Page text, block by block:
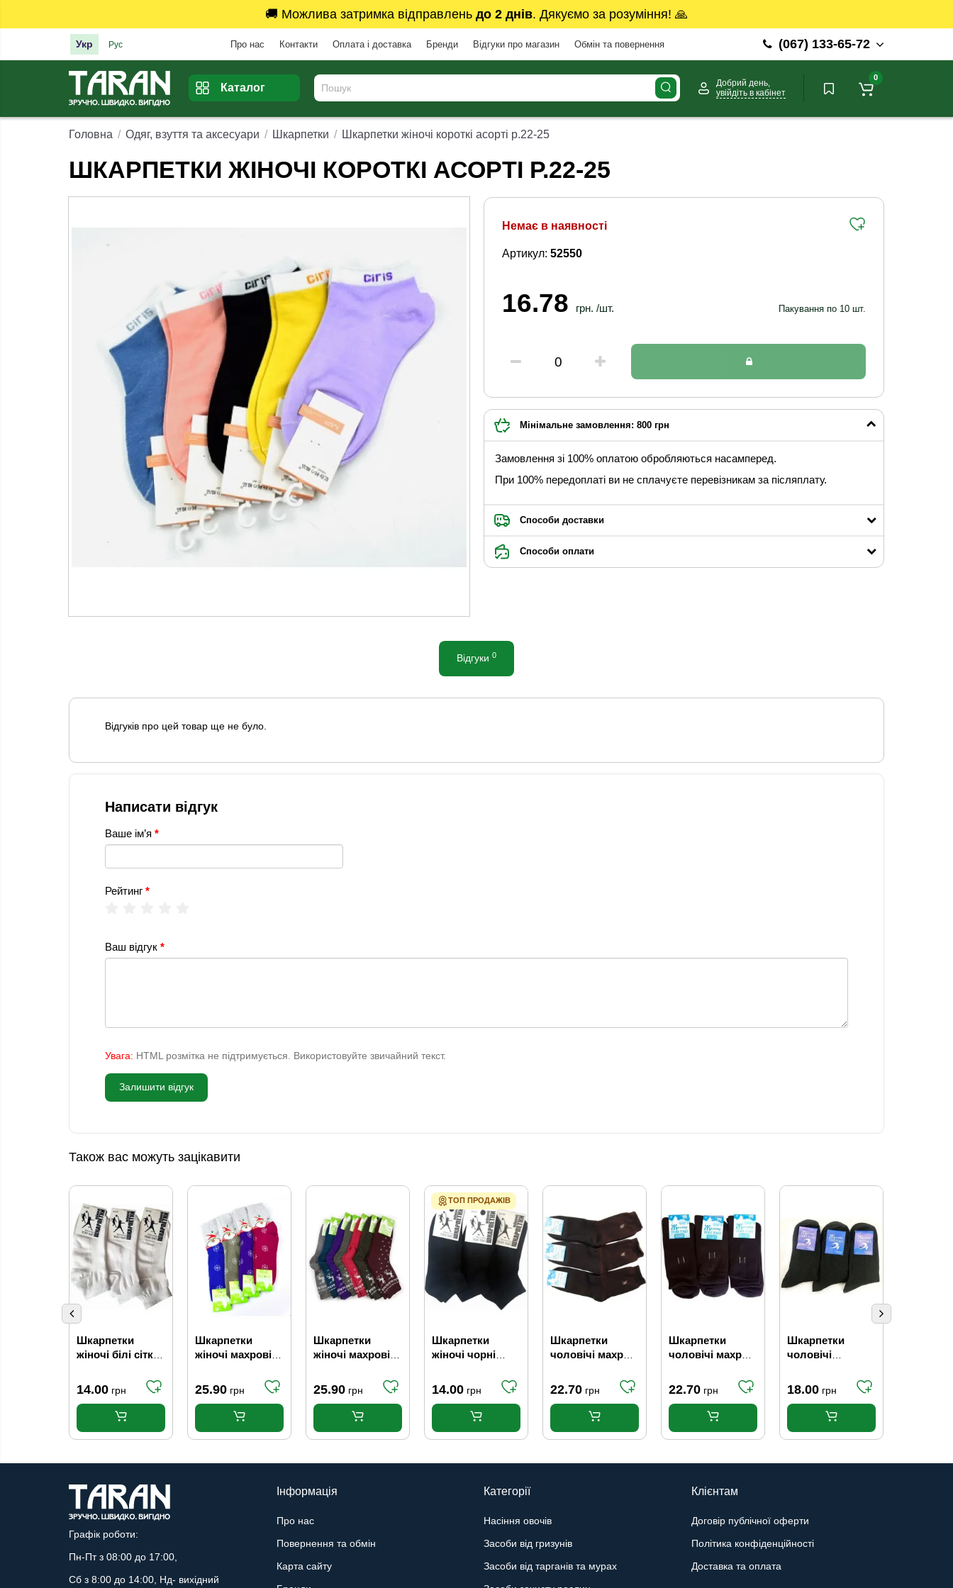
🚚 Можлива затримка відправлень до 2 днів. Дякуємо за розуміння! 🙏
Укр Рус Про нас Контакти Оплата і доставка Бренди Відгуки про магазин Обмін та повернення (067) 133-65-72
Каталог
Добрий день,
увійдіть в кабінет
0
Головна Одяг, взуття та аксесуари Шкарпетки Шкарпетки жіночі короткі асорті р.22-25
ШКАРПЕТКИ ЖІНОЧІ КОРОТКІ АСОРТІ Р.22-25
Немає в наявності
Артикул: 52550
16.78 грн. /шт. Пакування по 10 шт.
Мінімальне замовлення: 800 грн
Замовлення зі 100% оплатою обробляються насамперед.
При 100% передоплаті ви не сплачуєте перевізникам за післяплату.
Способи доставки
Способи оплати
Відгуки 0
Відгуків про цей товар ще не було.
Написати відгук
Ваше ім’я
Рейтинг
Ваш відгук
Увага: HTML розмітка не підтримується. Використовуйте звичайний текст.
Залишити відгук
Також вас можуть зацікавити
Шкарпетки
жіночі білі сітка
14.00 грн
Шкарпетки
жіночі махрові
р. (37-40)
25.90 грн
Шкарпетки
жіночі махрові
40)
25.90 грн
ТОП ПРОДАЖІВ
Шкарпетки
жіночі чорні
25 р. (37-40)
14.00 грн
Шкарпетки
чоловічі махрові
25-27 р. (39-42)
22.70 грн
Шкарпетки
чоловічі махрові
29-31р (44-46) ТМ
"ТОП-ТАП"
Житомир
22.70 грн
Шкарпетки
чоловічі
чорні 31р (45-46)
18.00 грн
Графік роботи:
Пн-Пт з 08:00 до 17:00,
Сб з 8:00 до 14:00, Нд- вихідний
Інформація
Про нас
Повернення та обмін
Карта сайту
Категорії
Насіння овочів
Засоби від гризунів
Засоби від тарганів та мурах
Клієнтам
Договір публічної оферти
Політика конфіденційності
Доставка та оплата